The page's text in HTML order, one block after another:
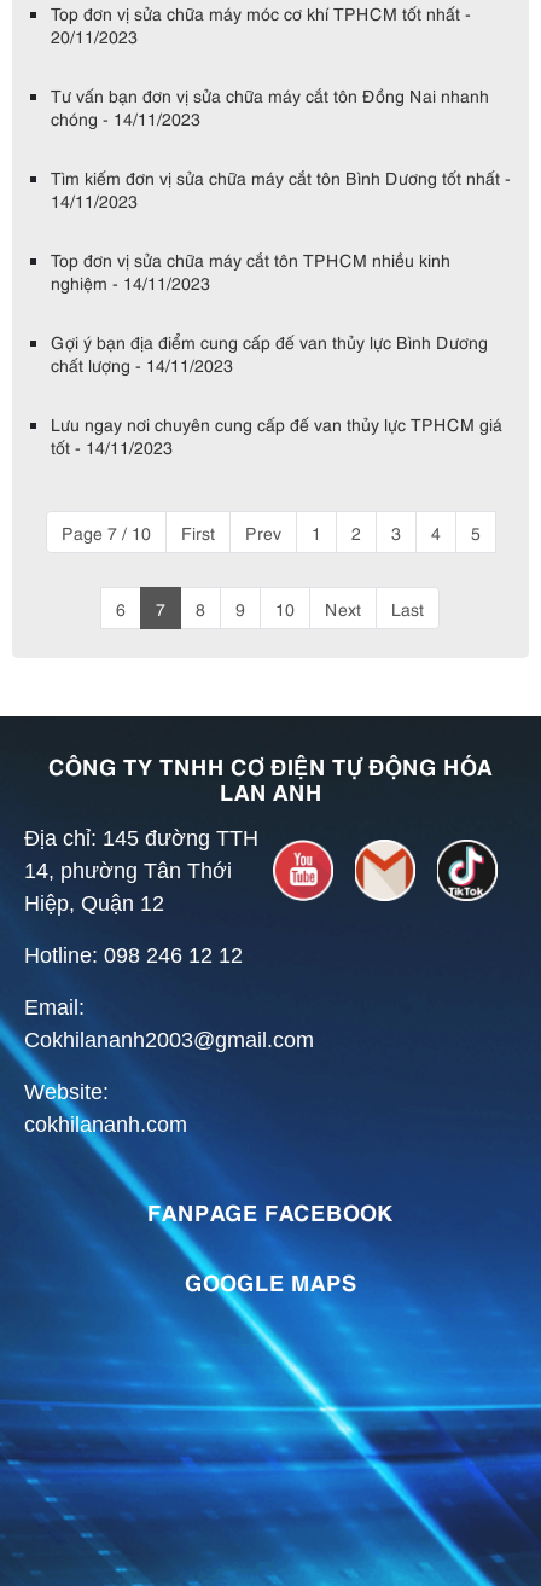
Top đơn vị sửa chữa máy móc cơ khí TPHCM tốt nhất -
20/11/2023
Tư vấn bạn đơn vị sửa chữa máy cắt tôn Đồng Nai nhanh
chóng - 14/11/2023
Tìm kiếm đơn vị sửa chữa máy cắt tôn Bình Dương tốt nhất -
14/11/2023
Top đơn vị sửa chữa máy cắt tôn TPHCM nhiều kinh
nghiệm - 14/11/2023
Gợi ý bạn địa điểm cung cấp đế van thủy lực Bình Dương
chất lượng - 14/11/2023
Lưu ngay nơi chuyên cung cấp đế van thủy lực TPHCM giá
tốt - 14/11/2023
Page 7 / 10 First Prev 1 2 3 4 5
6 7 8 9 10 Next Last
CÔNG TY TNHH CƠ ĐIỆN TỰ ĐỘNG HÓA
LAN ANH
Địa chỉ: 145 đường TTH
14, phường Tân Thới
Hiệp, Quận 12
Hotline: 098 246 12 12
Email:
Cokhilananh2003@gmail.com
Website:
cokhilananh.com
FANPAGE FACEBOOK
GOOGLE MAPS